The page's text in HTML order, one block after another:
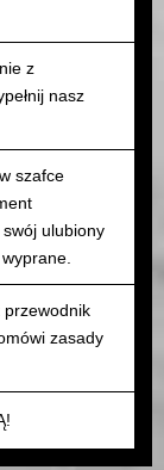
z
nasz
szafce
ulubiony
zasady